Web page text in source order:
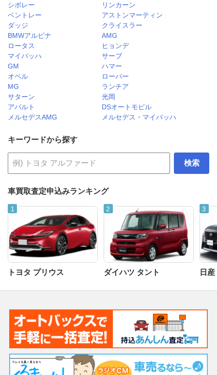
シボレー
リンカーン
ベントレー
アストンマーティン
ダッジ
クライスラー
BMWアルピナ
AMG
ロータス
ヒョンデ
マイバッハ
サーブ
GM
ハマー
オペル
ローバー
MG
ランチア
サターン
光岡
アバルト
DSオートモビル
メルセデスAMG
メルセデス・マイバッハ
キーワードから探す
検索
車買取査定申込みランキング
トヨタ プリウス ダイハツ タント 日